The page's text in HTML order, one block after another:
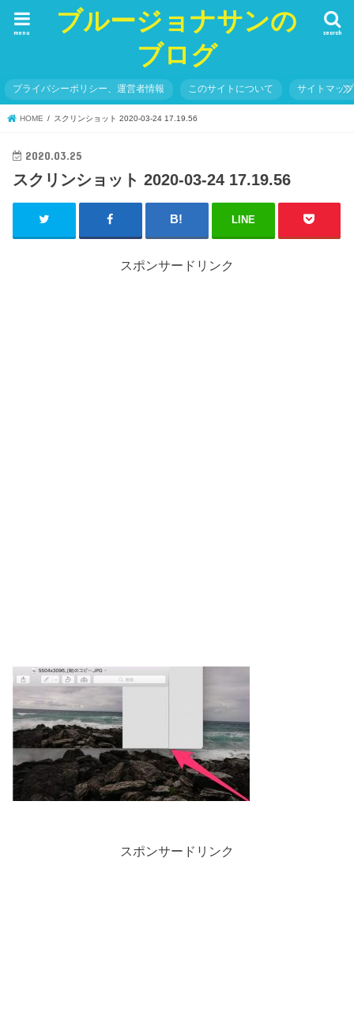
ブルージョナサンの
ブログ
search
menu
プライバシーポリシー、運営者情報 このサイトについて サイトマップ
HOME スクリンショット 2020-03-24 17.19.56
2020.03.25
スクリンショット 2020-03-24 17.19.56
LINE
スポンサードリンク
スポンサードリンク